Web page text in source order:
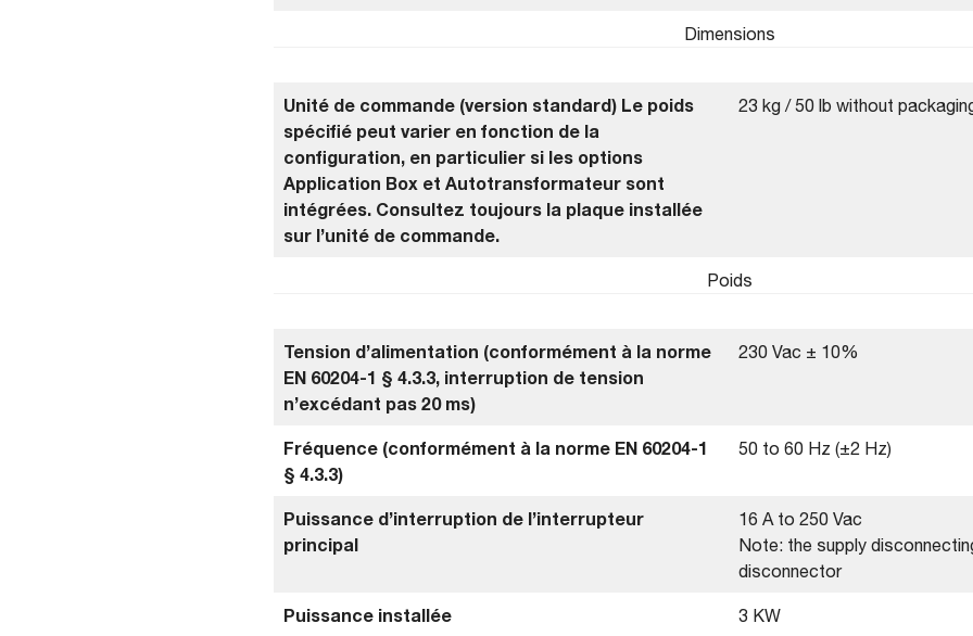
Dimensions
Unité de commande (version standard) Le poids
spécifié peut varier en fonction de la
configuration, en particulier si les options
Application Box et Autotransformateur sont
intégrées. Consultez toujours la plaque installée
sur l’unité de commande.
23 kg / 50 lb without
Poids
Tension d’alimentation (conformément à la norme
EN 60204-1 § 4.3.3, interruption de tension
n’excédant pas 20 ms)
230 Vac ± 10%
Fréquence (conformément à la norme EN 60204-1
§ 4.3.3)
50 to 60 Hz (±2 Hz)
Puissance d’interruption de l’interrupteur
principal
16 A to 250 Vac
Note: the supply
disconnector
Puissance installée 3 KW